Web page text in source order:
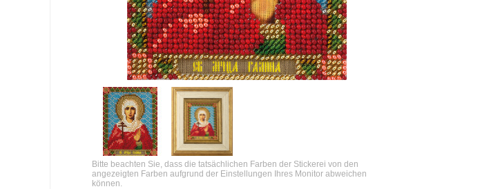
Bitte beachten Sie, dass die tatsächlichen Farben der Stickerei von den
angezeigten Farben aufgrund der Einstellungen Ihres Monitor abweichen
können.